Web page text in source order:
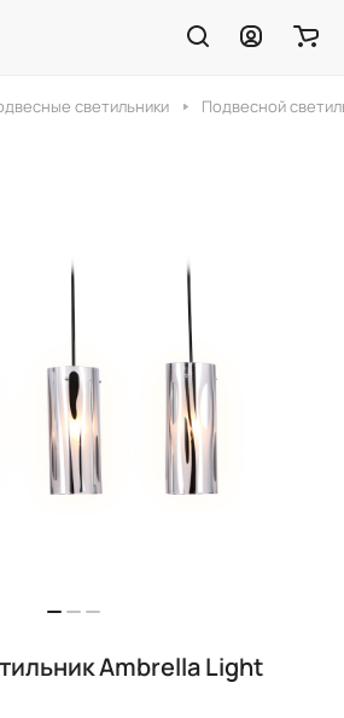
светильники Подвесной
Ambrella Light